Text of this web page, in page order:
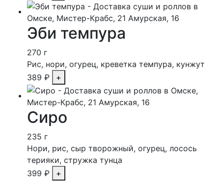
Эби темпура
270 г
Рис, нори, огурец, креветка темпура, кунжут
389 ₽
Сиро
235 г
Нори, рис, сыр творожный, огурец, лосось
терияки, стружка тунца
399 ₽